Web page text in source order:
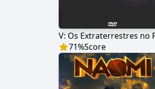
71%Score